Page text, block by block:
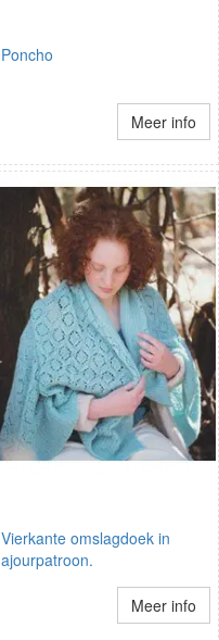
Poncho
Meer info
Vierkante omslagdoek in
ajourpatroon.
Meer info